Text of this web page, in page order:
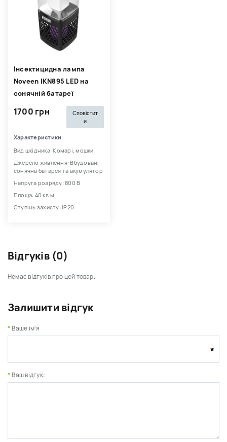
Інсектицидна лампа
Noveen IKN895 LED на
сонячній батареї
1700 грн
Сповістит
и
Характеристики
Вид шкідника: Комарі, мошки
Джерело живлення: Вбудовані
сонячна батарея та акумулятор
Напруга розряду: 800 В
Площа: 40 кв.м
Ступінь захисту: IP20
Відгуків (0)
Немає відгуків про цей товар.
Залишити відгук
Ваше ім'я
Ваш відгук: